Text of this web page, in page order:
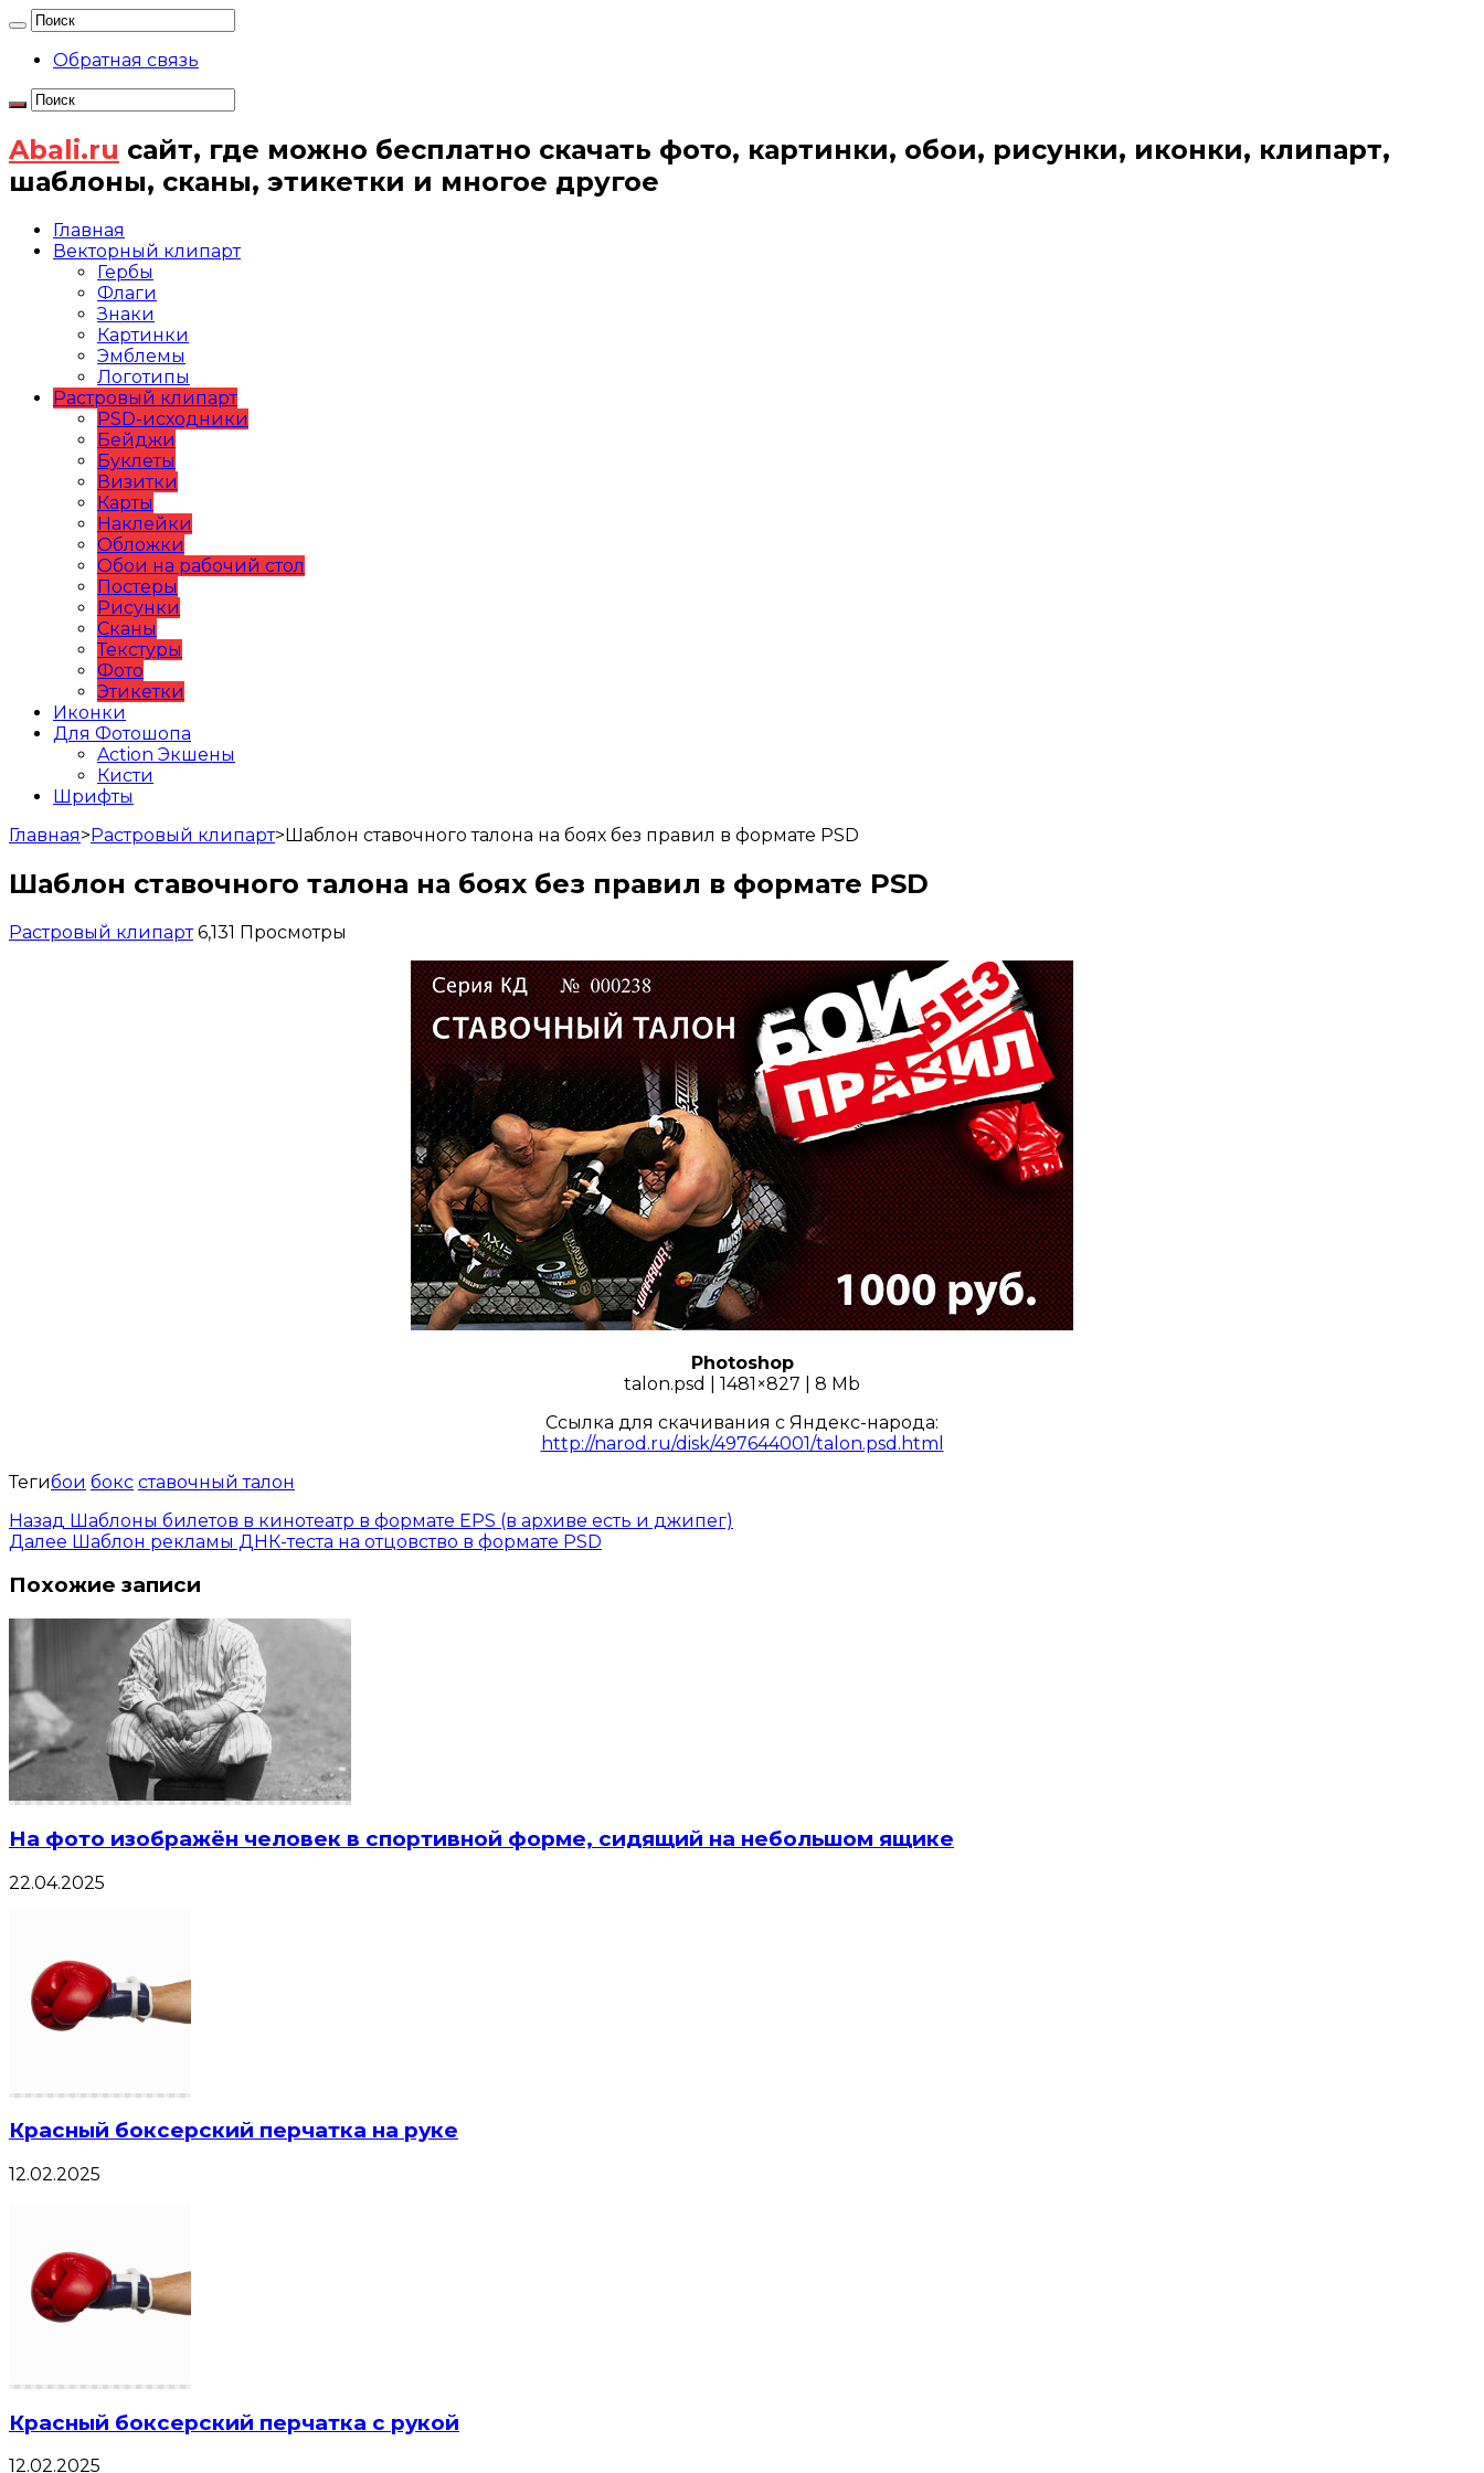
Обратная связь
Abali.ru сайт, где можно бесплатно скачать фото, картинки, обои, рисунки, иконки, клипарт,
шаблоны, сканы, этикетки и многое другое
Главная
Векторный клипарт
Гербы
Флаги
Знаки
Картинки
Эмблемы
Логотипы
Растровый клипарт
PSD-исходники
Бейджи
Буклеты
Визитки
Карты
Наклейки
Обложки
Обои на рабочий стол
Постеры
Рисунки
Сканы
Текстуры
Фото
Этикетки
Иконки
Для Фотошопа
Action Экшены
Кисти
Шрифты
Главная>Растровый клипарт>Шаблон ставочного талона на боях без правил в формате PSD
Шаблон ставочного талона на боях без правил в формате PSD
Растровый клипарт 6,131 Просмотры
Photoshop
talon.psd | 1481×827 | 8 Mb
Ссылка для скачивания с Яндекс-народа:
http://narod.ru/disk/497644001/talon.psd.html
Тегибои бокс ставочный талон
Назад Шаблоны билетов в кинотеатр в формате EPS (в архиве есть и джипег)
Далее Шаблон рекламы ДНК-теста на отцовство в формате PSD
Похожие записи
На фото изображён человек в спортивной форме, сидящий на небольшом ящике
22.04.2025
Красный боксерский перчатка на руке
12.02.2025
Красный боксерский перчатка с рукой
12.02.2025